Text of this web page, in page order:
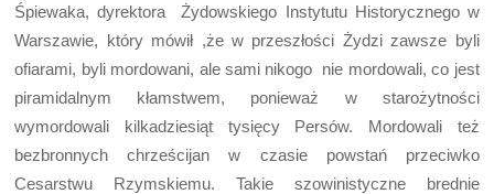
Śpiewaka, dyrektora Żydowskiego Instytutu Historycznego w
Warszawie, który mówił ,że w przeszłości Żydzi zawsze byli
ofiarami, byli mordowani, ale sami nikogo nie mordowali, co jest
piramidalnym kłamstwem, ponieważ w starożytności
wymordowali kilkadziesiąt tysięcy Persów. Mordowali też
bezbronnych chrześcijan w czasie powstań przeciwko
Cesarstwu Rzymskiemu. Takie szowinistyczne brednie